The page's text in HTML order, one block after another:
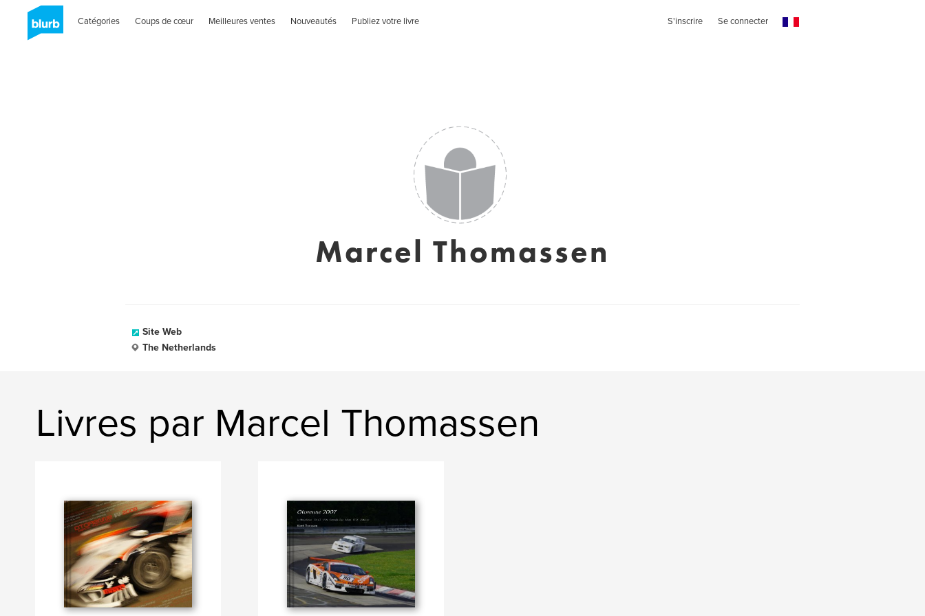
Catégories Coups de cœur Meilleures ventes Nouveautés Publiez votre livre S'inscrire Se connecter
Marcel Thomassen
Site Web
The Netherlands
Livres par Marcel Thomassen